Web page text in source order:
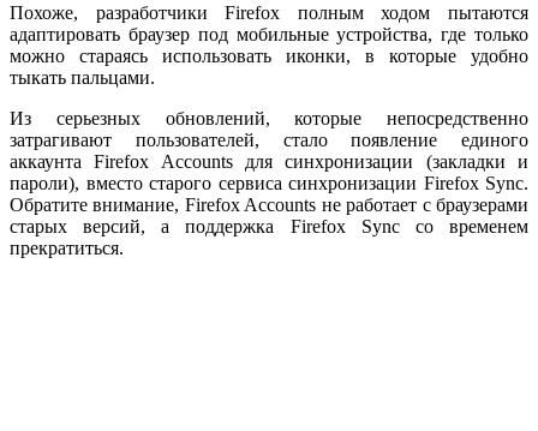
Похоже, разработчики Firefox полным ходом пытаются
адаптировать браузер под мобильные устройства, где только
можно стараясь использовать иконки, в которые удобно
тыкать пальцами.
Из серьезных обновлений, которые непосредственно
затрагивают пользователей, стало появление единого
аккаунта Firefox Accounts для синхронизации (закладки и
пароли), вместо старого сервиса синхронизации Firefox Sync.
Обратите внимание, Firefox Accounts не работает с браузерами
старых версий, а поддержка Firefox Sync со временем
прекратиться.